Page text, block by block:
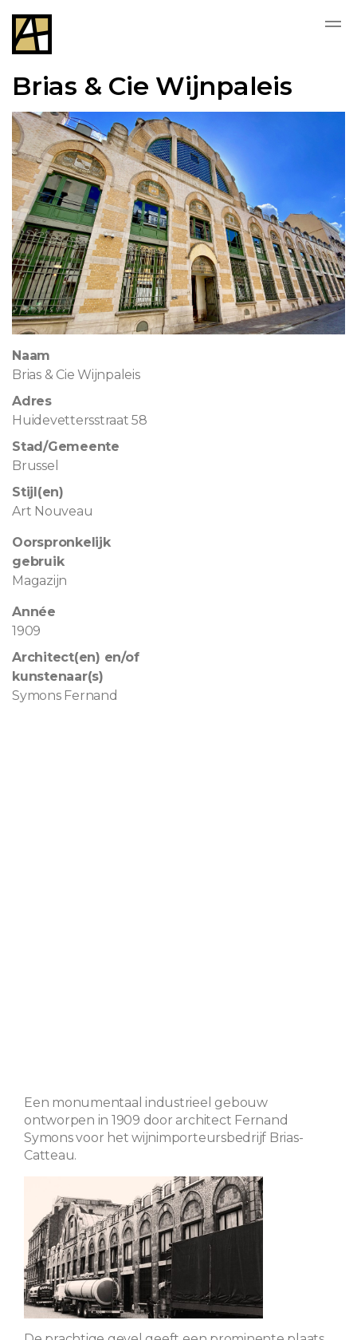
Brias & Cie Wijnpaleis
Naam
Brias & Cie Wijnpaleis
Adres
Huidevettersstraat 58
Stad/Gemeente
Brussel
Stijl(en)
Art Nouveau
Oorspronkelijk
gebruik
Magazijn
Année
1909
Architect(en) en/of
kunstenaar(s)
Symons Fernand
Een monumentaal industrieel gebouw
ontworpen in 1909 door architect Fernand
Symons voor het wijnimporteursbedrijf Brias-
Catteau.